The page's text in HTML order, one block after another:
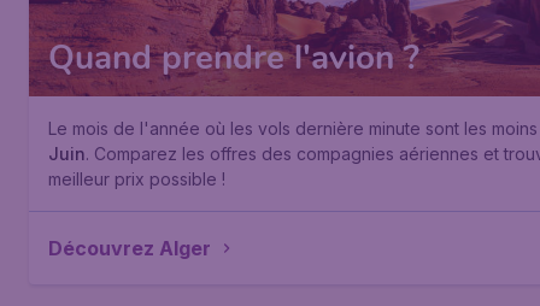
Quand prendre l'avion ?
Le mois de l'année où les vols dernière minute sont les
Juin. Comparez les offres des compagnies aériennes et
meilleur prix possible !
Découvrez Alger